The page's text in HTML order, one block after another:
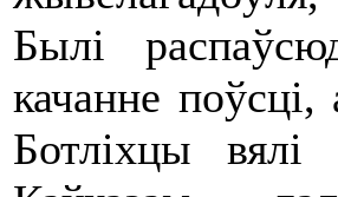
Былі
качанне
Ботліхцы